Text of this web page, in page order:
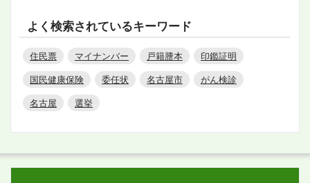
よく検索されているキーワード
住民票 マイナンバー 戸籍謄本
印鑑証明
国民健康保険
委任状 名古屋市
がん検診
名古屋
選挙